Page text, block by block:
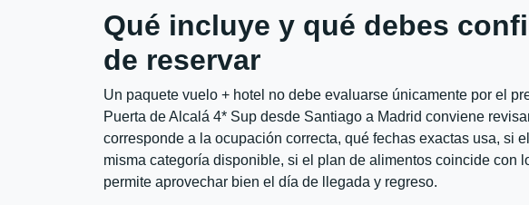
Qué incluye y qué debes
de reservar
Un paquete vuelo + hotel no debe evaluarse únicamente por el
Puerta de Alcalá 4* Sup desde Santiago a Madrid conviene
corresponde a la ocupación correcta, qué fechas exactas usa, si
misma categoría disponible, si el plan de alimentos coincide con
permite aprovechar bien el día de llegada y regreso.